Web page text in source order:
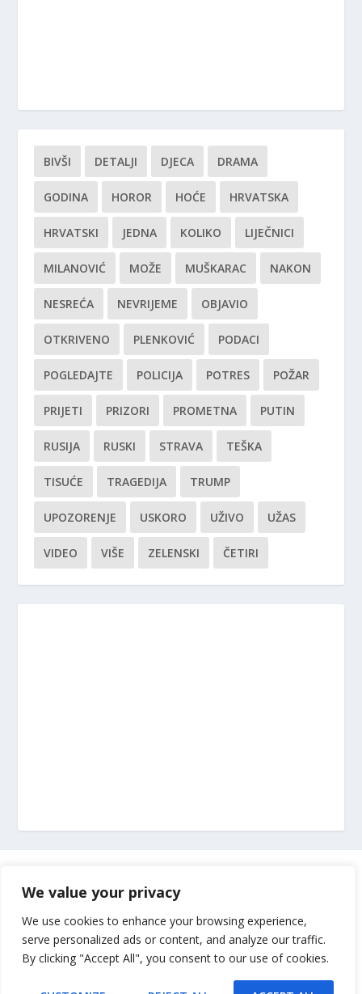
We value your privacy
We use cookies to enhance your browsing experience,
serve personalized ads or content, and analyze our traffic.
By clicking "Accept All", you consent to our use of cookies.
BIVŠI DETALJI DJECA DRAMA
GODINA HOROR HOĆE HRVATSKA
HRVATSKI JEDNA KOLIKO LIJEČNICI
MILANOVIĆ MOŽE MUŠKARAC NAKON
NESREĆA NEVRIJEME OBJAVIO
OTKRIVENO PLENKOVIĆ PODACI
POGLEDAJTE POLICIJA POTRES POŽAR
PRIJETI PRIZORI PROMETNA PUTIN
RUSIJA RUSKI STRAVA TEŠKA
TISUĆE TRAGEDIJA TRUMP
UPOZORENJE USKORO UŽIVO UŽAS
VIDEO VIŠE ZELENSKI ČETIRI
Impressum
Uvjeti korištenja